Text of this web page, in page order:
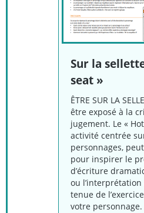
Sur la
seat »
ÊTRE SUR LA
être exposé à la
jugement. Le «
activité centrée
personnages,
pour inspirer le
d’écriture
ou l’interprétation
tenue de
votre personnage.